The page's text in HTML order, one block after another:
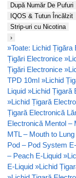
După Număr De Pufuri
IQOS & Tutun Încălzit
Strip-uri cu Nicotina
›
»Toate: Lichid Țigăra
Țigări Electronice »
Țigări Electronice »
TPD 10ml »Lichid
Liquid »Lichid Țigară
»Lichid Țigară
Țigară Electronică
Electronică Mentol –
MTL – Mouth to
Pod – Pod System
– Peach E-Liquid »
E-Liquid »Lichid